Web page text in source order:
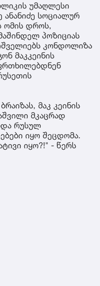
უმაღლესი
ანანიძე სოციალურ
ომის დროს,
პოზიციას
კონდოლიზა
მაკკეინის
მაკ კეინის
მკაცრად
რუსულ
იყო შეცდომა.
იყო?!" - წერს